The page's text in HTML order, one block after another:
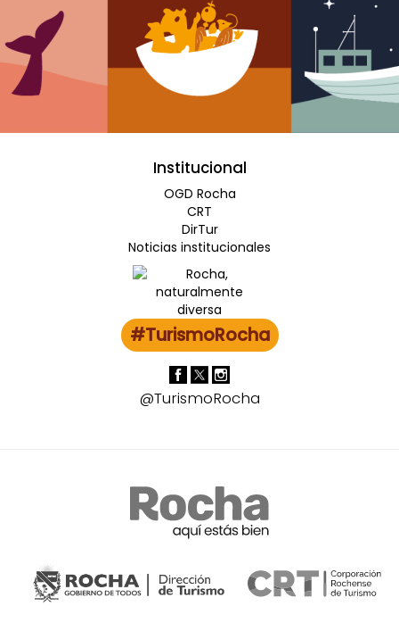
Institucional
OGD Rocha
CRT
DirTur
Noticias institucionales
#TurismoRocha
@TurismoRocha